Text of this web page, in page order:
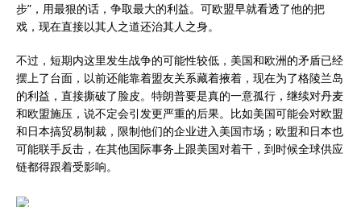
步”，用最狠的话，争取最大的利益。可欧盟早就看透了他的把
戏，现在直接以其人之道还治其人之身。
不过，短期内这里发生战争的可能性较低，美国和欧洲的矛盾已经
摆上了台面，以前还能靠着盟友关系藏着掖着，现在为了格陵兰岛
的利益，直接撕破了脸皮。特朗普要是真的一意孤行，继续对丹麦
和欧盟施压，说不定会引发更严重的后果。比如美国可能会对欧盟
和日本搞贸易制裁，限制他们的企业进入美国市场；欧盟和日本也
可能联手反击，在其他国际事务上跟美国对着干，到时候全球供应
链都得跟着受影响。